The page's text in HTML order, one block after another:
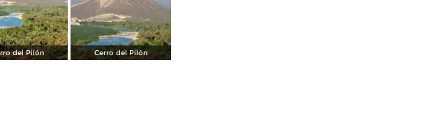
del Pilón Cerro del Pilón